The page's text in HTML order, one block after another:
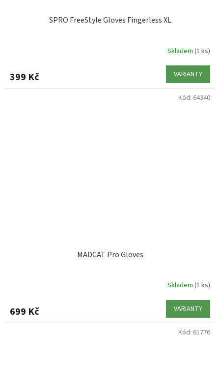
SPRO FreeStyle Gloves Fingerless XL
Skladem (1 ks)
399 Kč VARIANTY
MADCAT Pro Gloves
Skladem (1 ks)
699 Kč VARIANTY
Kód: 64340
Kód: 61776